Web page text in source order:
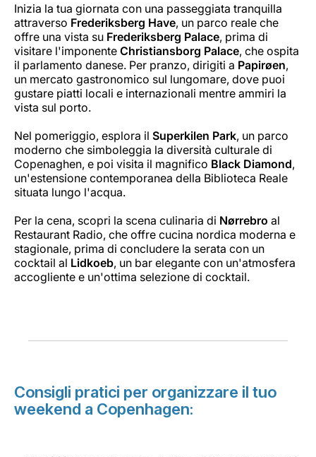
Inizia la tua giornata con una passeggiata tranquilla
attraverso Frederiksberg Have, un parco reale che
offre una vista su Frederiksberg Palace, prima di
visitare l'imponente Christiansborg Palace, che ospita
il parlamento danese. Per pranzo, dirigiti a Papirøen,
un mercato gastronomico sul lungomare, dove puoi
gustare piatti locali e internazionali mentre ammiri la
vista sul porto.
Nel pomeriggio, esplora il Superkilen Park, un parco
moderno che simboleggia la diversità culturale di
Copenaghen, e poi visita il magnifico Black Diamond,
un'estensione contemporanea della Biblioteca Reale
situata lungo l'acqua.
Per la cena, scopri la scena culinaria di Nørrebro al
Restaurant Radio, che offre cucina nordica moderna e
stagionale, prima di concludere la serata con un
cocktail al Lidkoeb, un bar elegante con un'atmosfera
accogliente e un'ottima selezione di cocktail.
Consigli pratici per organizzare il tuo
weekend a Copenhagen: